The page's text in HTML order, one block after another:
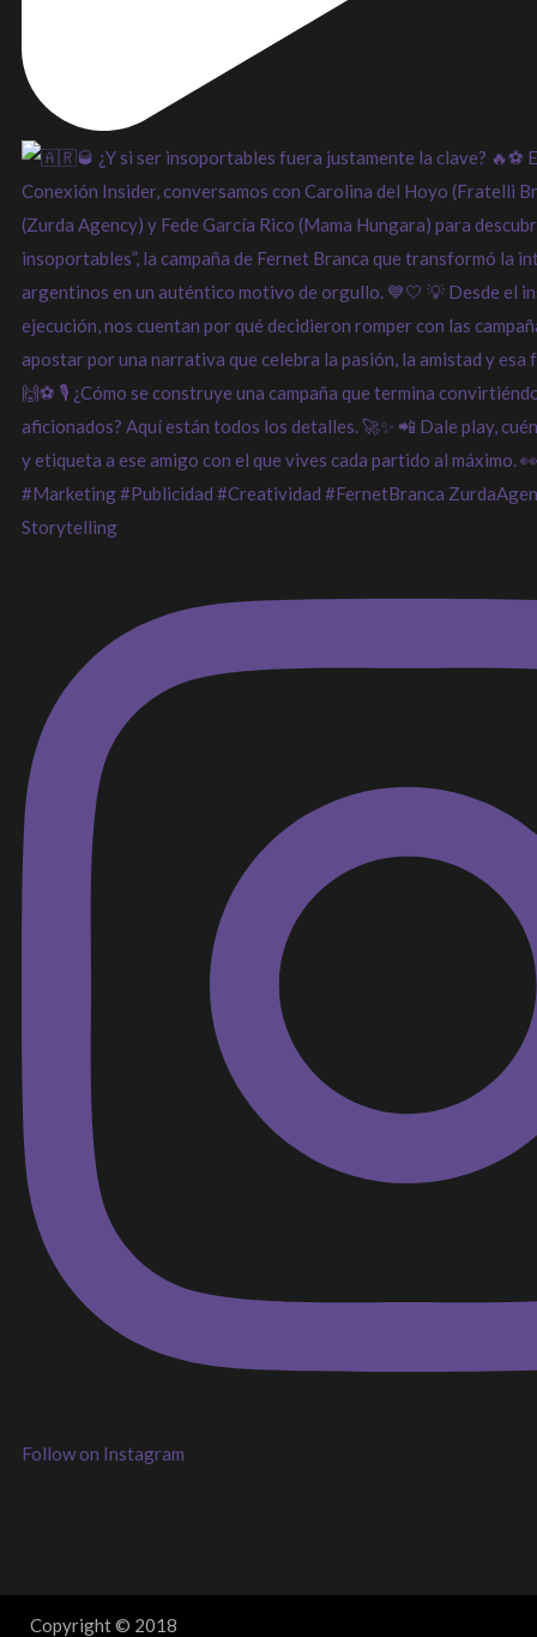
Follow on Instagram
Copyright © 2018